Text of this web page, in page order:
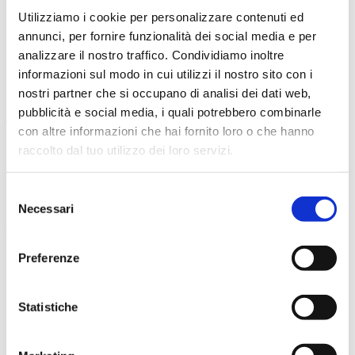
Utilizziamo i cookie per personalizzare contenuti ed
annunci, per fornire funzionalità dei social media e per
analizzare il nostro traffico. Condividiamo inoltre
informazioni sul modo in cui utilizzi il nostro sito con i
nostri partner che si occupano di analisi dei dati web,
pubblicità e social media, i quali potrebbero combinarle
con altre informazioni che hai fornito loro o che hanno
raccolto dal tuo utilizzo dei loro servizi.
delNecessari
Preferenze
Statistiche
Viola
Matilde Giorgis
Violoncello
Elide Sulsenti
Contrabbasso
Giacomo Piermatti
Sala Regia
Prezzi